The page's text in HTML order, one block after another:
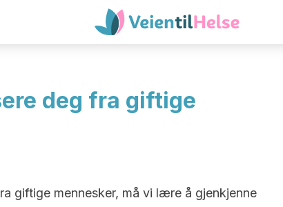
deg fra giftige
giftige mennesker, må vi lære å gjenkjenne